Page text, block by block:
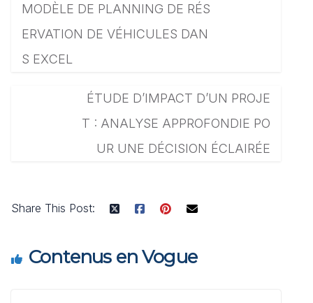
MODÈLE DE PLANNING DE RÉS
ERVATION DE VÉHICULES DAN
S EXCEL
ÉTUDE D’IMPACT D’UN PROJE
T : ANALYSE APPROFONDIE PO
UR UNE DÉCISION ÉCLAIRÉE
Share This Post:
Contenus en Vogue